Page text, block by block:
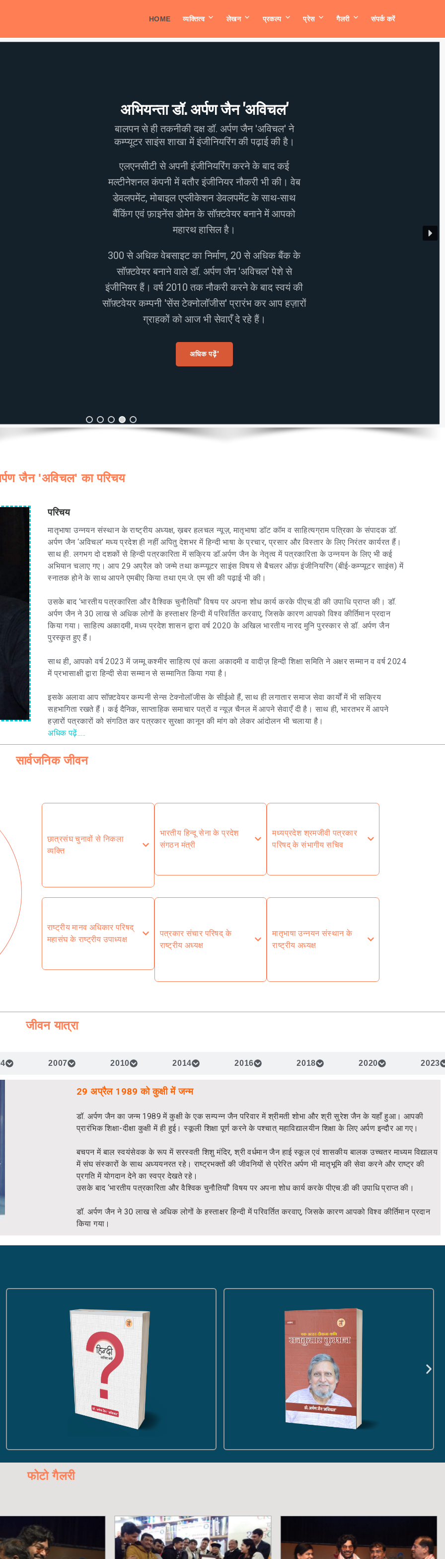
HOME व्यक्तित्व लेखन प्रकल्प प्रेस गैलरी संपर्क करें
जैन 'अविचल' का परिचय
परिचय
मातृभाषा उन्नयन संस्थान के राष्ट्रीय अध्यक्ष, ख़बर हलचल न्यूज़, मातृभाषा डॉट कॉम व साहित्यग्राम पत्रिका के संपादक डॉ.
अर्पण जैन ‘अविचल’ मध्य प्रदेश ही नहीं अपितु देशभर में हिन्दी भाषा के प्रचार, प्रसार और विस्तार के लिए निरंतर कार्यरत हैं।
साथ ही. लगभग दो दशकों से हिन्दी पत्रकारिता में सक्रिय डॉ.अर्पण जैन के नेतृत्व में पत्रकारिता के उन्नयन के लिए भी कई
अभियान चलाए गए। आप 29 अप्रैल को जन्मे तथा कम्प्यूटर साइंस विषय से बैचलर ऑफ़ इंजीनियरिंग (बीई-कम्प्यूटर साइंस) में
स्नातक होने के साथ आपने एमबीए किया तथा एम.जे. एम सी की पढ़ाई भी की।
उसके बाद ‘भारतीय पत्रकारिता और वैश्विक चुनौतियाँ’ विषय पर अपना शोध कार्य करके पीएच.डी की उपाधि प्राप्त की। डॉ.
अर्पण जैन ने 30 लाख से अधिक लोगों के हस्ताक्षर हिन्दी में परिवर्तित करवाए, जिसके कारण आपको विश्व कीर्तिमान प्रदान
किया गया। साहित्य अकादमी, मध्य प्रदेश शासन द्वारा वर्ष 2020 के अखिल भारतीय नारद मुनि पुरस्कार से डॉ. अर्पण जैन
पुरस्कृत हुए हैं।
साथ ही, आपको वर्ष 2023 में जम्मू कश्मीर साहित्य एवं कला अकादमी व वादीज़ हिन्दी शिक्षा समिति ने अक्षर सम्मान व वर्ष 2024
में प्रभासाक्षी द्वारा हिन्दी सेवा सम्मान से सम्मानित किया गया है।
इसके अलावा आप सॉफ़्टवेयर कम्पनी सेन्स टेक्नोलॉजीस के सीईओ हैं, साथ ही लगातार समाज सेवा कार्यों में भी सक्रिय
सहभागिता रखते हैं। कई दैनिक, साप्ताहिक समाचार पत्रों व न्यूज़ चैनल में आपने सेवाएँ दी है। साथ ही, भारतभर में आपने
हज़ारों पत्रकारों को संगठित कर पत्रकार सुरक्षा कानून की मांग को लेकर आंदोलन भी चलाया है।
अधिक पढ़ें.....
सार्वजनिक जीवन
छात्रसंघ चुनावों से निकला
व्यक्ति
भारतीय हिन्दू सेना के प्रदेश
संगठन मंत्री
मध्यप्रदेश श्रमजीवी पत्रकार
परिषद् के संभागीय सचिव
राष्ट्रीय मानव अधिकार परिषद्
महासंघ के राष्ट्रीय उपाध्यक्ष
पत्रकार संचार परिषद् के
राष्ट्रीय अध्यक्ष
मातृभाषा उन्नयन संस्थान के
राष्ट्रीय अध्यक्ष
जीवन यात्रा
2007 2010 2014 2016 2018 2020 2023
29 अप्रैल 1989 को कुक्षी में जन्म
डॉ. अर्पण जैन का जन्म 1989 में कुक्षी के एक सम्पन्न जैन परिवार में श्रीमती शोभा और श्री सुरेश जैन के यहाँ हुआ। आपकी
प्रारंभिक शिक्षा-दीक्षा कुक्षी में ही हुई। स्कूली शिक्षा पूर्ण करने के पश्चात् महाविद्यालयीन शिक्षा के लिए अर्पण इन्दौर आ गए।
बचपन में बाल स्वयंसेवक के रूप में सरस्वती शिशु मंदिर, श्री वर्धमान जैन हाई स्कूल एवं शासकीय बालक उच्चतर माध्यम विद्यालय
में संघ संस्कारों के साथ अध्ययनरत रहे। राष्ट्रभक्तों की जीवनियों से प्रेरित अर्पण भी मातृभूमि की सेवा करने और राष्ट्र की
प्रगति में योगदान देने का स्वप्र देखते रहे।
उसके बाद ‘भारतीय पत्रकारिता और वैश्विक चुनौतियाँ’ विषय पर अपना शोध कार्य करके पीएच.डी की उपाधि प्राप्त की।
डॉ. अर्पण जैन ने 30 लाख से अधिक लोगों के हस्ताक्षर हिन्दी में परिवर्तित करवाए, जिसके कारण आपको विश्व कीर्तिमान प्रदान
किया गया।
फोटो गैलरी